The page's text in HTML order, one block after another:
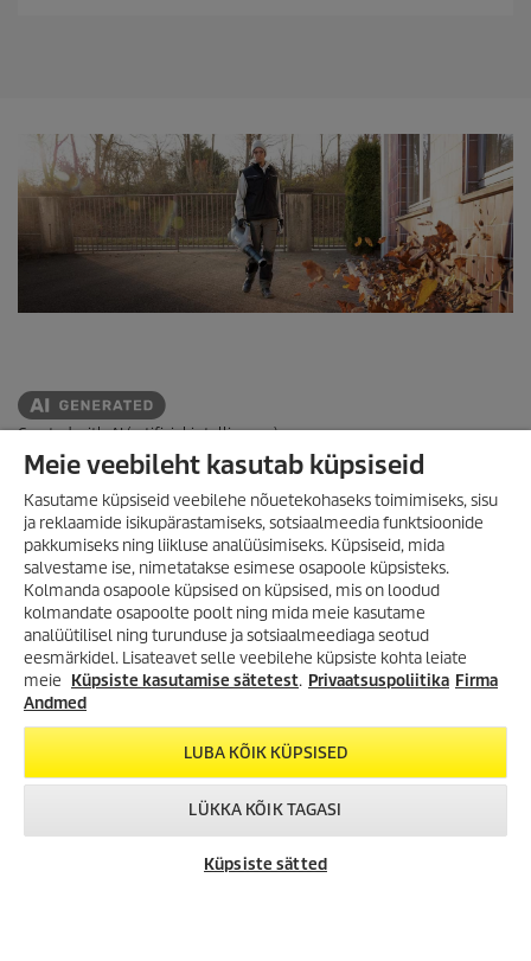
VÕIMALUS SÄÄSTA
SUUREMALT KUI VAREM!
tolmuimejad, tekstiilipesurid ja
palju muud!
TUTVU KAMPAANIA
TOOTEVALIKUGA!
KÄRCHER
ESINDUSED
Created with AI (artificial intelligence)
E-POE INFO
MAKSEVIISID
TARNE
LIITU KÄRCHER UUDISKIRJAGA!
JURIIDILINE TEAVE
Meie veebileht kasutab küpsiseid
Kasutame küpsiseid veebilehe nõuetekohaseks toimimiseks, sisu
ja reklaamide isikupärastamiseks, sotsiaalmeedia funktsioonide
pakkumiseks ning liikluse analüüsimiseks. Küpsiseid, mida
salvestame ise, nimetatakse esimese osapoole küpsisteks.
Kolmanda osapoole küpsised on küpsised, mis on loodud
kolmandate osapoolte poolt ning mida meie kasutame
analüütilisel ning turunduse ja sotsiaalmeediaga seotud
eesmärkidel. Lisateavet selle veebilehe küpsiste kohta leiate
meie Küpsiste kasutamise sätetest. Privaatsuspoliitika Firma
Andmed
LUBA KÕIK KÜPSISED
LÜKKA KÕIK TAGASI
Küpsiste sätted